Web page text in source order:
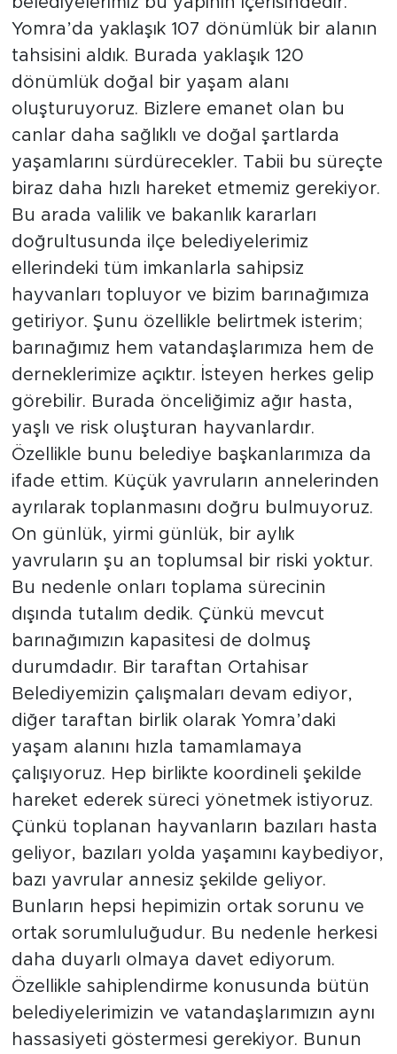
Yomra’da yaklaşık 107 dönümlük bir alanın
tahsisini aldık. Burada yaklaşık 120
dönümlük doğal bir yaşam alanı
oluşturuyoruz. Bizlere emanet olan bu
canlar daha sağlıklı ve doğal şartlarda
yaşamlarını sürdürecekler. Tabii bu süreçte
biraz daha hızlı hareket etmemiz gerekiyor.
Bu arada valilik ve bakanlık kararları
doğrultusunda ilçe belediyelerimiz
ellerindeki tüm imkanlarla sahipsiz
hayvanları topluyor ve bizim barınağımıza
getiriyor. Şunu özellikle belirtmek isterim;
barınağımız hem vatandaşlarımıza hem de
derneklerimize açıktır. İsteyen herkes gelip
görebilir. Burada önceliğimiz ağır hasta,
yaşlı ve risk oluşturan hayvanlardır.
Özellikle bunu belediye başkanlarımıza da
ifade ettim. Küçük yavruların annelerinden
ayrılarak toplanmasını doğru bulmuyoruz.
On günlük, yirmi günlük, bir aylık
yavruların şu an toplumsal bir riski yoktur.
Bu nedenle onları toplama sürecinin
dışında tutalım dedik. Çünkü mevcut
barınağımızın kapasitesi de dolmuş
durumdadır. Bir taraftan Ortahisar
Belediyemizin çalışmaları devam ediyor,
diğer taraftan birlik olarak Yomra’daki
yaşam alanını hızla tamamlamaya
çalışıyoruz. Hep birlikte koordineli şekilde
hareket ederek süreci yönetmek istiyoruz.
Çünkü toplanan hayvanların bazıları hasta
geliyor, bazıları yolda yaşamını kaybediyor,
bazı yavrular annesiz şekilde geliyor.
Bunların hepsi hepimizin ortak sorunu ve
ortak sorumluluğudur. Bu nedenle herkesi
daha duyarlı olmaya davet ediyorum.
Özellikle sahiplendirme konusunda bütün
belediyelerimizin ve vatandaşlarımızın aynı
hassasiyeti göstermesi gerekiyor. Bunun